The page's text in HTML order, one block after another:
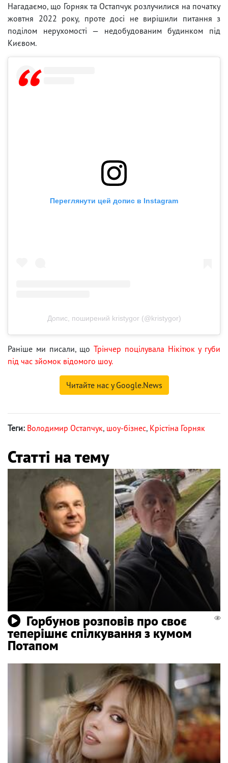
Нагадаємо, що Горняк та Остапчук розлучилися на початку
жовтня 2022 року, проте досі не вирішили питання з
поділом нерухомості — недобудованим будинком під
Києвом.
Переглянути цей допис в Instagram
Допис, поширений kristygor (@kristygor)
Раніше ми писали, що Трінчер поцілувала Нікітюк у губи
під час зйомок відомого шоу.
Читайте нас у Google.News
Теги: Володимир Остапчук, шоу-бізнес, Крістіна Горняк
Статті на тему
Горбунов розповів про своє
теперішнє спілкування з кумом
Потапом